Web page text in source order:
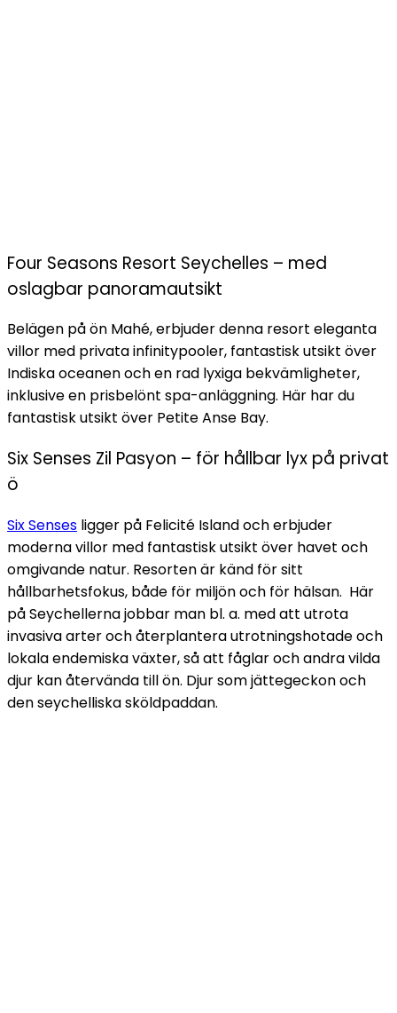
Four Seasons Resort Seychelles – med
oslagbar panoramautsikt
Belägen på ön Mahé, erbjuder denna resort eleganta
villor med privata infinitypooler, fantastisk utsikt över
Indiska oceanen och en rad lyxiga bekvämligheter,
inklusive en prisbelönt spa-anläggning. Här har du
fantastisk utsikt över Petite Anse Bay.
Six Senses Zil Pasyon – för hållbar lyx på privat
ö
Six Senses ligger på Felicité Island och erbjuder
moderna villor med fantastisk utsikt över havet och
omgivande natur. Resorten är känd för sitt
hållbarhetsfokus, både för miljön och för hälsan. Här
på Seychellerna jobbar man bl. a. med att utrota
invasiva arter och återplantera utrotningshotade och
lokala endemiska växter, så att fåglar och andra vilda
djur kan återvända till ön. Djur som jättegeckon och
den seychelliska sköldpaddan.